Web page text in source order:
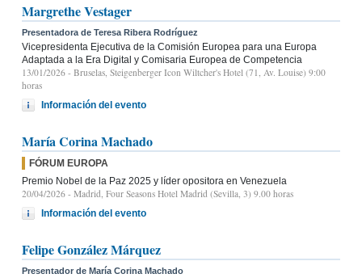
Margrethe Vestager
Presentadora de Teresa Ribera Rodríguez
Vicepresidenta Ejecutiva de la Comisión Europea para una Europa
Adaptada a la Era Digital y Comisaria Europea de Competencia
13/01/2026 - Bruselas, Steigenberger Icon Wiltcher's Hotel (71, Av. Louise) 9:00
horas
Información del evento
María Corina Machado
FÓRUM EUROPA
Premio Nobel de la Paz 2025 y líder opositora en Venezuela
20/04/2026 - Madrid, Four Seasons Hotel Madrid (Sevilla, 3) 9.00 horas
Información del evento
Felipe González Márquez
Presentador de María Corina Machado